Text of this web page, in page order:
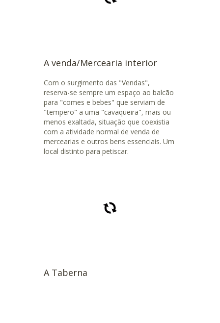
A venda/Mercearia interior
Com o surgimento das "Vendas",
reserva-se sempre um espaço ao balcão
para "comes e bebes" que serviam de
"tempero" a uma "cavaqueira", mais ou
menos exaltada, situação que coexistia
com a atividade normal de venda de
mercearias e outros bens essenciais. Um
local distinto para petiscar.
A Taberna